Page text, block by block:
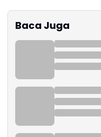
Baca Juga